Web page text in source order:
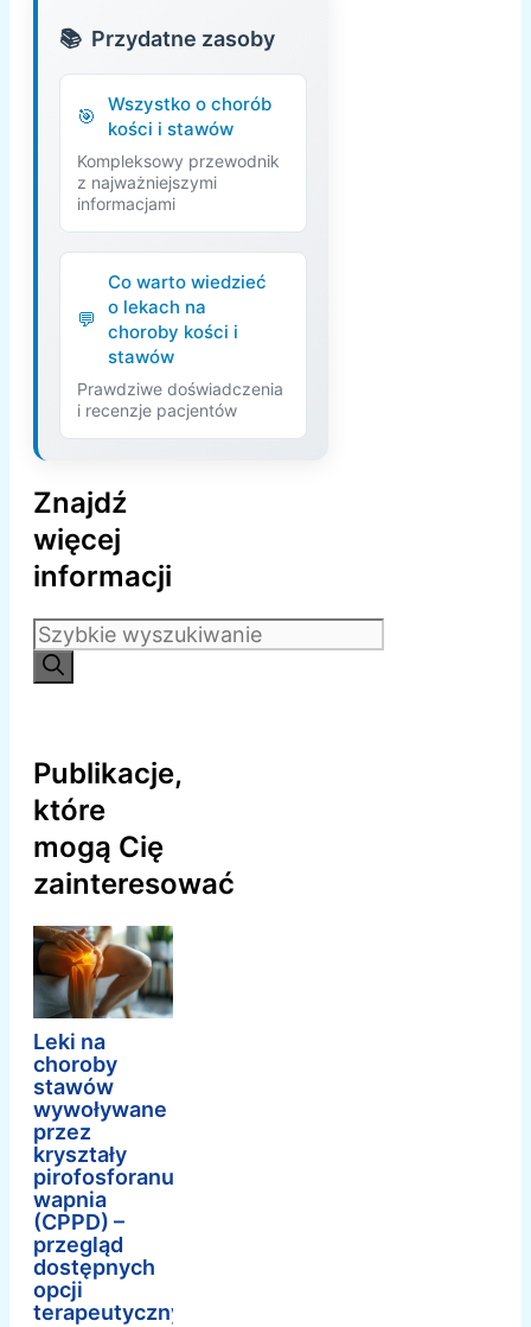
Przydatne zasoby
Wszystko o chorób
kości i stawów
Kompleksowy przewodnik
z najważniejszymi
informacjami
Co warto wiedzieć
o lekach na
choroby kości i
stawów
Prawdziwe doświadczenia
i recenzje pacjentów
Znajdź
więcej
informacji
Szukaj:
Publikacje,
które
mogą Cię
zainteresować
Leki na
choroby
stawów
wywoływane
przez
kryształy
pirofosforanu
wapnia
(CPPD) –
przegląd
dostępnych
opcji
terapeutycznych